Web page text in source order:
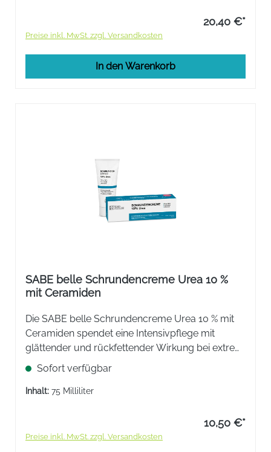
20,40 €*
Preise inkl. MwSt. zzgl. Versandkosten
In den Warenkorb
SABE belle Schrundencreme Urea 10 %
mit Ceramiden
Die SABE belle Schrundencreme Urea 10 % mit
Ceramiden ​spendet eine Intensivpflege mit
glättender und rückfettender Wirkung bei extrem
trockenen und rissigen Fersen. Reichhaltige
Textur. Hinterlässt eine glatte und gepflegte Haut.
Sofort verfügbar
Inhalt: 75 Milliliter
10,50 €*
Preise inkl. MwSt. zzgl. Versandkosten